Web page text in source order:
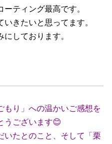
ティング最高です。
きたいと思ってます。
しております。
り」への温かいご感想を
うございます😊
たとのこと、そして「栗